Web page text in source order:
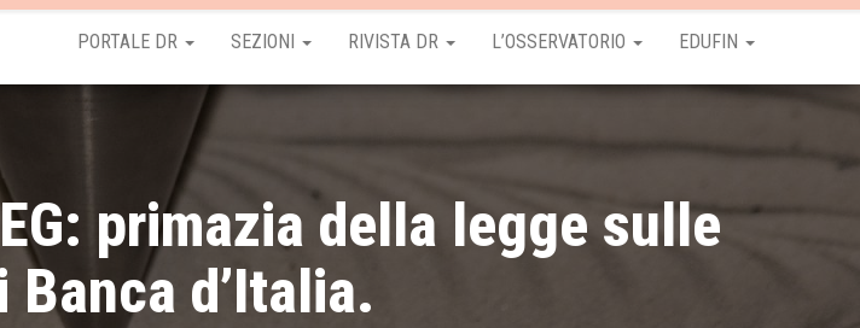
PORTALE DR SEZIONI RIVISTA DR L’OSSERVATORIO EDUFIN
primazia della legge sulle
d’Italia.